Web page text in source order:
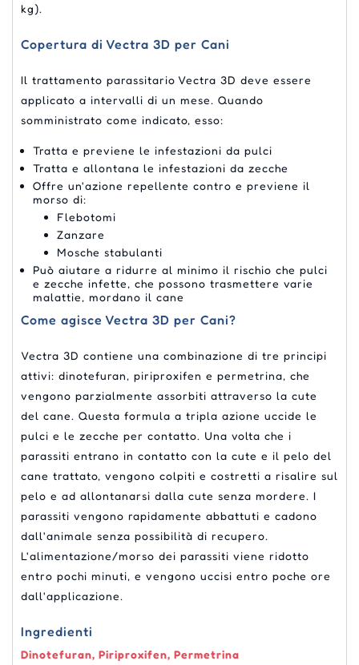
kg).
Copertura di Vectra 3D per Cani
Il trattamento parassitario Vectra 3D deve essere
applicato a intervalli di un mese. Quando
somministrato come indicato, esso:
Tratta e previene le infestazioni da pulci
Tratta e allontana le infestazioni da zecche
Offre un'azione repellente contro e previene il
morso di:
Flebotomi
Zanzare
Mosche stabulanti
Può aiutare a ridurre al minimo il rischio che pulci
e zecche infette, che possono trasmettere varie
malattie, mordano il cane
Come agisce Vectra 3D per Cani?
Vectra 3D contiene una combinazione di tre principi
attivi: dinotefuran, piriproxifen e permetrina, che
vengono parzialmente assorbiti attraverso la cute
del cane. Questa formula a tripla azione uccide le
pulci e le zecche per contatto. Una volta che i
parassiti entrano in contatto con la cute e il pelo del
cane trattato, vengono colpiti e costretti a risalire sul
pelo e ad allontanarsi dalla cute senza mordere. I
parassiti vengono rapidamente abbattuti e cadono
dall'animale senza possibilità di recupero.
L'alimentazione/morso dei parassiti viene ridotto
entro pochi minuti, e vengono uccisi entro poche ore
dall'applicazione.
Ingredienti
Dinotefuran, Piriproxifen, Permetrina